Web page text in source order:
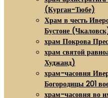
(Курган-Тюбе)
Храм в честь
Бустоне
храм Покрова
храм святой
Худжанд)
храм-часовня
Богородицы 201
храм-часовня во